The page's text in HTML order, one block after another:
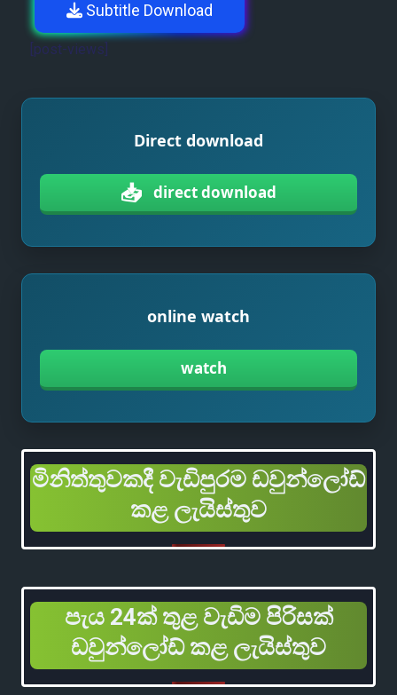
Subtitle Download
[post-views]
Direct download
📥 direct download
online watch
watch
මිනිත්තුවකදී වැඩිපුරම ඩවුන්ලෝඩ්
කළ ලැයිස්තුව
පැය 24ක් තුළ වැඩිම පිරිසක්
ඩවුන්ලෝඩ් කළ ලැයිස්තුව